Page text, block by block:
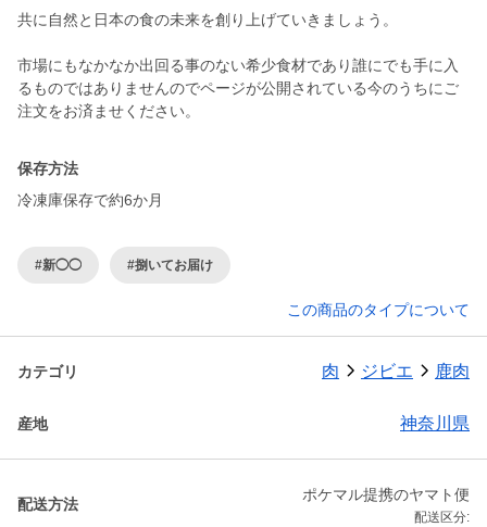
共に自然と日本の食の未来を創り上げていきましょう。
市場にもなかなか出回る事のない希少食材であり誰にでも手に入
るものではありませんのでページが公開されている今のうちにご
保存方法
冷凍庫保存で約6か月
#新◯◯ #捌いてお届け
この商品のタイプについて
カテゴリ 肉 ジビエ 鹿肉
産地 神奈川県
配送方法
ポケマル提携のヤマト便
配送区分: